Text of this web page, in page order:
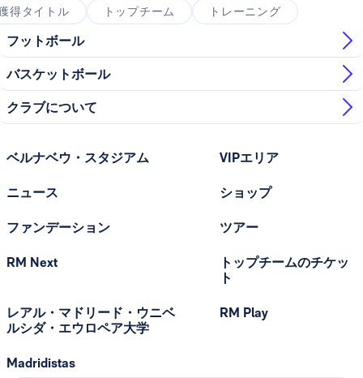
得タイトル
トップチーム トレーニング
フットボール
バスケットボール
クラブについて
ベルナベウ・スタジアム
ニュース
ファンデーション
RM Next
レアル・マドリード・ウニベ
ルシダ・エウロペア大学
Madridistas
VIPエリア
ショップ
ツアー
トップチームのチケッ
ト
RM Play